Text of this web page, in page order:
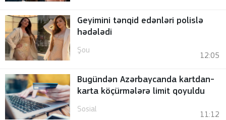
Geyimini tənqid edənləri polislə
hədələdi
Şou
12:05
Bugündən Azərbaycanda kartdan-
karta köçürmələrə limit qoyuldu
Sosial
11:12